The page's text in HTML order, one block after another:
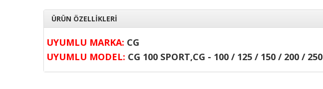
ÜRÜN ÖZELLİKLERİ
UYUMLU MARKA: CG
UYUMLU MODEL: CG 100 SPORT,CG - 100 / 125 / 150 / 200 / 250